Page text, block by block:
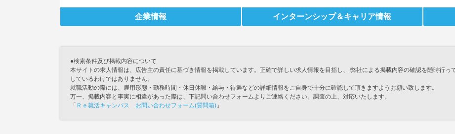
企業情報 インターンシップ＆キャリア情報
●検索条件及び掲載内容について
本サイトの求人情報は、広告主の責任に基づき情報を掲載しています。正確で詳しい求人情報を目指し、 弊社による掲載内容の確認を随時行
しているわけではありません。
就職活動の際には、雇用形態・勤務時間・休日休暇・給与・待遇などの詳細情報をご自身で十分に確認して頂きますようお願い致します。
万一、掲載内容と事実に相違があった際は、下記問い合わせフォームよりご連絡ください。調査の上、対応いたします。
「 Ｒｅ就活キャンパス お問い合わせフォーム(質問箱) 」